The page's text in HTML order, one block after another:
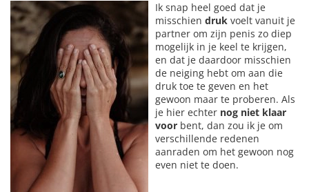
Ik snap heel goed dat je
misschien druk voelt vanuit je
partner om zijn penis zo diep
mogelijk in je keel te krijgen,
en dat je daardoor misschien
de neiging hebt om aan die
druk toe te geven en het
gewoon maar te proberen. Als
je hier echter nog niet klaar
voor bent, dan zou ik je om
verschillende redenen
aanraden om het gewoon nog
even niet te doen.